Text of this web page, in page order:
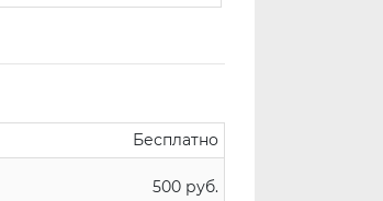
Бесплатно
500 руб.